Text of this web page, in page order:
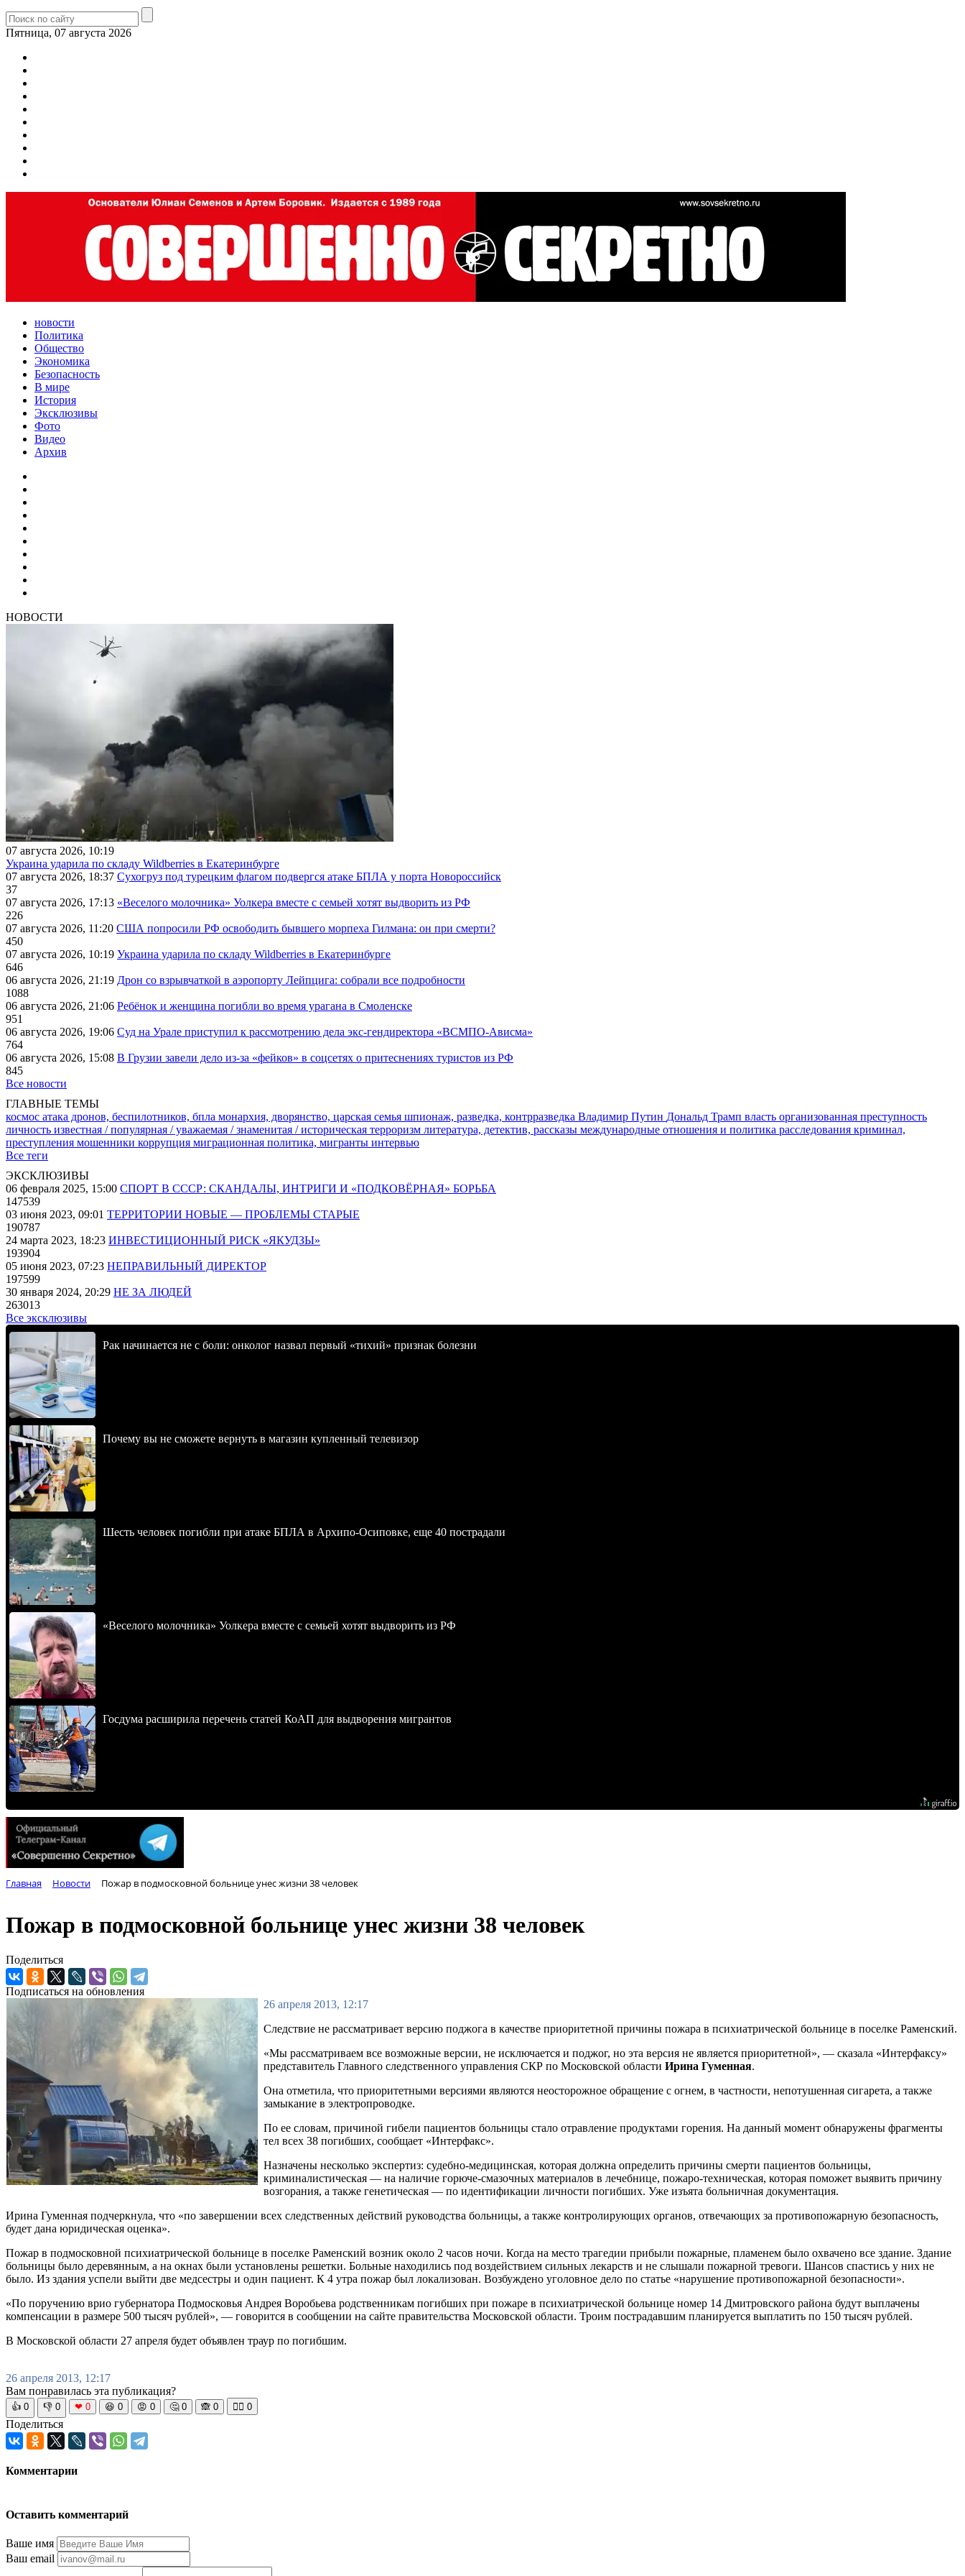
Пятница, 07 августа 2026
новости
Политика
Общество
Экономика
Безопасность
В мире
История
Эксклюзивы
Фото
Видео
Архив
НОВОСТИ
07 августа 2026, 10:19
Украина ударила по складу Wildberries в Екатеринбурге
07 августа 2026, 18:37 Сухогруз под турецким флагом подвергся атаке БПЛА у порта Новороссийск
37
07 августа 2026, 17:13 «Веселого молочника» Уолкера вместе с семьей хотят выдворить из РФ
226
07 августа 2026, 11:20 США попросили РФ освободить бывшего морпеха Гилмана: он при смерти?
450
07 августа 2026, 10:19 Украина ударила по складу Wildberries в Екатеринбурге
646
06 августа 2026, 21:19 Дрон со взрывчаткой в аэропорту Лейпцига: собрали все подробности
1088
06 августа 2026, 21:06 Ребёнок и женщина погибли во время урагана в Смоленске
951
06 августа 2026, 19:06 Суд на Урале приступил к рассмотрению дела экс-гендиректора «ВСМПО-Ависма»
764
06 августа 2026, 15:08 В Грузии завели дело из-за «фейков» в соцсетях о притеснениях туристов из РФ
845
Все новости
ГЛАВНЫЕ ТЕМЫ
космос атака дронов, беспилотников, бпла монархия, дворянство, царская семья шпионаж, разведка, контрразведка Владимир Путин Дональд Трамп власть организованная преступность
личность известная / популярная / уважаемая / знаменитая / историческая терроризм литература, детектив, рассказы международные отношения и политика расследования криминал,
преступления мошенники коррупция миграционная политика, мигранты интервью
Все теги
ЭКСКЛЮЗИВЫ
06 февраля 2025, 15:00 СПОРТ В СССР: СКАНДАЛЫ, ИНТРИГИ И «ПОДКОВЁРНАЯ» БОРЬБА
147539
03 июня 2023, 09:01 ТЕРРИТОРИИ НОВЫЕ — ПРОБЛЕМЫ СТАРЫЕ
190787
24 марта 2023, 18:23 ИНВЕСТИЦИОННЫЙ РИСК «ЯКУДЗЫ»
193904
05 июня 2023, 07:23 НЕПРАВИЛЬНЫЙ ДИРЕКТОР
197599
30 января 2024, 20:29 НЕ ЗА ЛЮДЕЙ
263013
Все эксклюзивы
Рак начинается не с боли: онколог назвал первый «тихий» признак болезни
Почему вы не сможете вернуть в магазин купленный телевизор
Шесть человек погибли при атаке БПЛА в Архипо-Осиповке, еще 40 пострадали
«Веселого молочника» Уолкера вместе с семьей хотят выдворить из РФ
Госдума расширила перечень статей КоАП для выдворения мигрантов
Главная Новости Пожар в подмосковной больнице унес жизни 38 человек
Пожар в подмосковной больнице унес жизни 38 человек
Поделиться
Подписаться на обновления
26 апреля 2013, 12:17
Следствие не рассматривает версию поджога в качестве приоритетной причины пожара в психиатрической больнице в поселке Раменский.
«Мы рассматриваем все возможные версии, не исключается и поджог, но эта версия не является приоритетной», — сказала «Интерфаксу»
представитель Главного следственного управления СКР по Московской области Ирина Гуменная.
Она отметила, что приоритетными версиями являются неосторожное обращение с огнем, в частности, непотушенная сигарета, а также
замыкание в электропроводке.
По ее словам, причиной гибели пациентов больницы стало отравление продуктами горения. На данный момент обнаружены фрагменты
тел всех 38 погибших, сообщает «Интерфакс».
Назначены несколько экспертиз: судебно-медицинская, которая должна определить причины смерти пациентов больницы,
криминалистическая — на наличие горюче-смазочных материалов в лечебнице, пожаро-техническая, которая поможет выявить причину
возгорания, а также генетическая — по идентификации личности погибших. Уже изъята больничная документация.
Ирина Гуменная подчеркнула, что «по завершении всех следственных действий руководства больницы, а также контролирующих органов, отвечающих за противопожарную безопасность,
будет дана юридическая оценка».
Пожар в подмосковной психиатрической больнице в поселке Раменский возник около 2 часов ночи. Когда на место трагедии прибыли пожарные, пламенем было охвачено все здание. Здание
больницы было деревянным, а на окнах были установлены решетки. Больные находились под воздействием сильных лекарств и не слышали пожарной тревоги. Шансов спастись у них не
было. Из здания успели выйти две медсестры и один пациент. К 4 утра пожар был локализован. Возбуждено уголовное дело по статье «нарушение противопожарной безопасности».
«По поручению врио губернатора Подмосковья Андрея Воробьева родственникам погибших при пожаре в психиатрической больнице номер 14 Дмитровского района будут выплачены
компенсации в размере 500 тысяч рублей», — говорится в сообщении на сайте правительства Московской области. Троим пострадавшим планируется выплатить по 150 тысяч рублей.
В Московской области 27 апреля будет объявлен траур по погибшим.
26 апреля 2013, 12:17
Вам понравилась эта публикация?
👍 0 👎 0 ❤ 0 😆 0 😡 0 🤔 0 🙈 0 🧘‍♀️ 0
Поделиться
Комментарии
Оставить комментарий
Ваше имя
Ваш email